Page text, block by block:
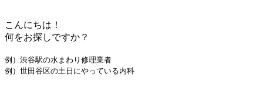
こんにちは！
何をお探しですか？
例）渋谷駅の水まわり修理業者
例）世田谷区の土日にやっている内科